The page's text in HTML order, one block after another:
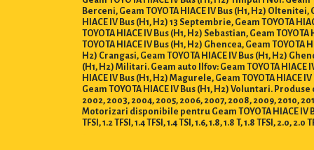
Berceni, Geam TOYOTA HIACE IV Bus (H1, H2) Oltenitei,
HIACE IV Bus (H1, H2) 13 Septembrie, Geam TOYOTA
TOYOTA HIACE IV Bus (H1, H2) Sebastian, Geam
TOYOTA HIACE IV Bus (H1, H2) Ghencea, Geam
H2) Crangasi, Geam TOYOTA HIACE IV Bus (H1, H2)
(H1, H2) Militari. Geam auto Ilfov: Geam TOYOTA HIACE
HIACE IV Bus (H1, H2) Magurele, Geam TOYOTA HIACE
Geam TOYOTA HIACE IV Bus (H1, H2) Voluntari. Produse
2002, 2003, 2004, 2005, 2006, 2007, 2008, 2009, 2010,
Motorizari disponibile pentru Geam TOYOTA HIACE IV Bus
TFSI, 1.2 TFSI, 1.4 TFSI, 1.4 TSI, 1.6, 1.8, 1.8 T, 1.8 TFSI, 2.0,